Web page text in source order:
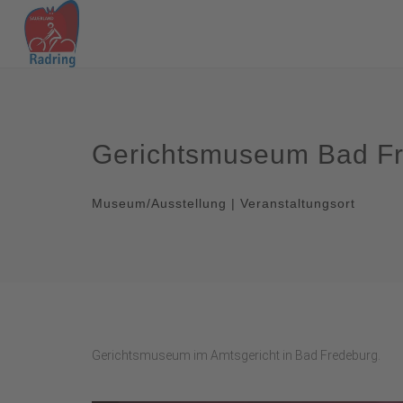
Gerichtsmuseum Bad
Museum/Ausstellung | Veranstaltungsort
Gerichtsmuseum im Amtsgericht in Bad Fredeburg.